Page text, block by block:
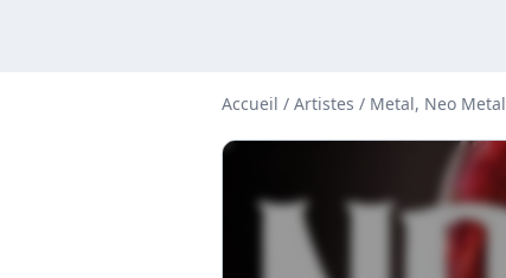
Accueil / Artistes / Metal, Neo Metal